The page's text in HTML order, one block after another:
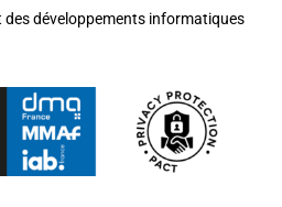
développements informatiques